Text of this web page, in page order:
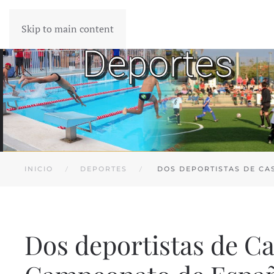
Skip to main content
INICIO DEPORTES DOS DEPORTISTAS DE
Dos deportistas de